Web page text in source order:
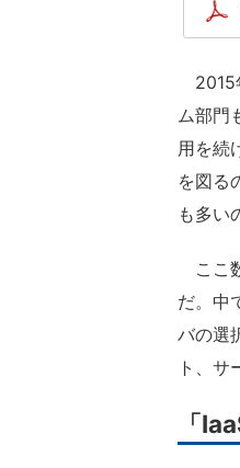
2015
ム部門
用を続
を図る
も多い
ここ
だ。中
バの選
ト、サ
「